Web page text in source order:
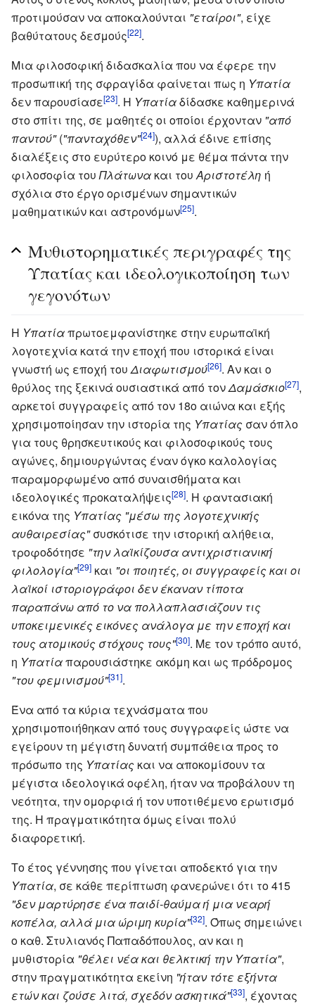
προτιμούσαν να αποκαλούνται "εταίροι", είχε
βαθύτατους δεσμούς[22].
Μια φιλοσοφική διδασκαλία που να έφερε την
προσωπική της σφραγίδα φαίνεται πως η Υπατία
δεν παρουσίασε[23]. Η Υπατίαδίδασκε καθημερινά
στο σπίτι της, σε μαθητές οι οποίοι έρχονταν "από
παντού"("πανταχόθεν"[24]), αλλά έδινε επίσης
διαλέξεις στο ευρύτερο κοινό με θέμα πάντα την
φιλοσοφία του Πλάτωνα και του Αριστοτέλη ή
σχόλια στο έργο ορισμένων σημαντικών
μαθηματικών και αστρονόμων[25].
Μυθιστορηματικές περιγραφές της
Υπατίας και ιδεολογικοποίηση των
γεγονότων
Η Υπατίαπρωτοεμφανίστηκε στην ευρωπαϊκή
λογοτεχνία κατά την εποχή που ιστορικά είναι
γνωστή ως εποχή του Διαφωτισμού[26]. Αν και ο
θρύλος της ξεκινά ουσιαστικά από τονΔαμάσκιο[27],
αρκετοί συγγραφείς από τον 18ο αιώνα και εξής
χρησιμοποίησαν την ιστορία της Υπατίας σαν όπλο
για τους θρησκευτικούς και φιλοσοφικούς τους
αγώνες, δημιουργώντας έναν όγκο καλολογίας
παραμορφωμένο από συναισθήματα και
ιδεολογικές προκαταλήψεις[28]. Η φαντασιακή
εικόνα της Υπατίας "μέσω της λογοτεχνικής
αυθαιρεσίας"συσκότισε την ιστορική αλήθεια,
τροφοδότησε "την λαϊκίζουσα αντιχριστιανική
φιλολογία"[29] και "οι ποιητές, οι συγγραφείς και οι
λαϊκοί ιστοριογράφοι δεν έκαναν τίποτα
παραπάνω από το να πολλαπλασιάζουν τις
υποκειμενικές εικόνες ανάλογα με την εποχή και
τους ατομικούς στόχους τους"[30]. Με τον τρόπο αυτό,
η Υπατίαπαρουσιάστηκε ακόμη και ως πρόδρομος
"του φεμινισμού"[31].
Ένα από τα κύρια τεχνάσματα που
χρησιμοποιήθηκαν από τους συγγραφείς ώστε να
εγείρουν τη μέγιστη δυνατή συμπάθεια προς το
πρόσωπο της Υπατίας και να αποκομίσουν τα
μέγιστα ιδεολογικά οφέλη, ήταν να προβάλουν τη
νεότητα, την ομορφιά ή τον υποτιθέμενο ερωτισμό
της. Η πραγματικότητα όμως είναι πολύ
διαφορετική.
Το έτος γέννησης που γίνεται αποδεκτό για την
Υπατία, σε κάθε περίπτωση φανερώνει ότι το 415
"δεν μαρτύρησε ένα παιδί-θαύμα ή μια νεαρή
κοπέλα, αλλά μια ώριμη κυρία"[32]. Όπως σημειώνει
ο καθ. Στυλιανός Παπαδόπουλος, αν και η
μυθιστορία "θέλει νέα και θελκτική την Υπατία",
στην πραγματικότητα εκείνη "ήταν τότε εξήντα
ετών και ζούσε λιτά, σχεδόν ασκητικά"[33], έχοντας